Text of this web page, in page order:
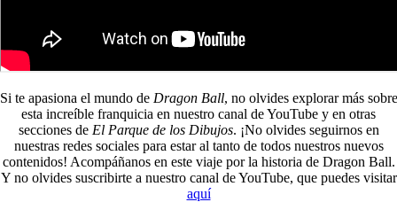
Si te apasiona el mundo de Dragon Ball, no olvides explorar más sobre
esta increíble franquicia en nuestro canal de YouTube y en otras
secciones de El Parque de los Dibujos. ¡No olvides seguirnos en
nuestras redes sociales para estar al tanto de todos nuestros nuevos
contenidos! Acompáñanos en este viaje por la historia de Dragon Ball.
Y no olvides suscribirte a nuestro canal de YouTube, que puedes visitar
aquí